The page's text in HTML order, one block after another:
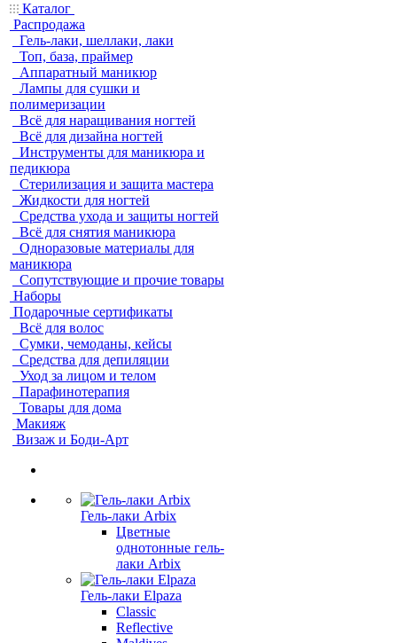
Каталог
Распродажа
Гель-лаки, шеллаки, лаки
Топ, база, праймер
Аппаратный маникюр
Лампы для сушки и
полимеризации
Всё для наращивания ногтей
Всё для дизайна ногтей
Инструменты для маникюра и
педикюра
Стерилизация и защита мастера
Жидкости для ногтей
Средства ухода и защиты ногтей
Всё для снятия маникюра
Одноразовые материалы для
маникюра
Сопутствующие и прочие товары
Наборы
Подарочные сертификаты
Всё для волос
Сумки, чемоданы, кейсы
Средства для депиляции
Уход за лицом и телом
Парафинотерапия
Товары для дома
Макияж
Визаж и Боди-Арт
Гель-лаки Arbix
Цветные
однотонные гель-
лаки Arbix
Гель-лаки Elpaza
Classic
Reflective